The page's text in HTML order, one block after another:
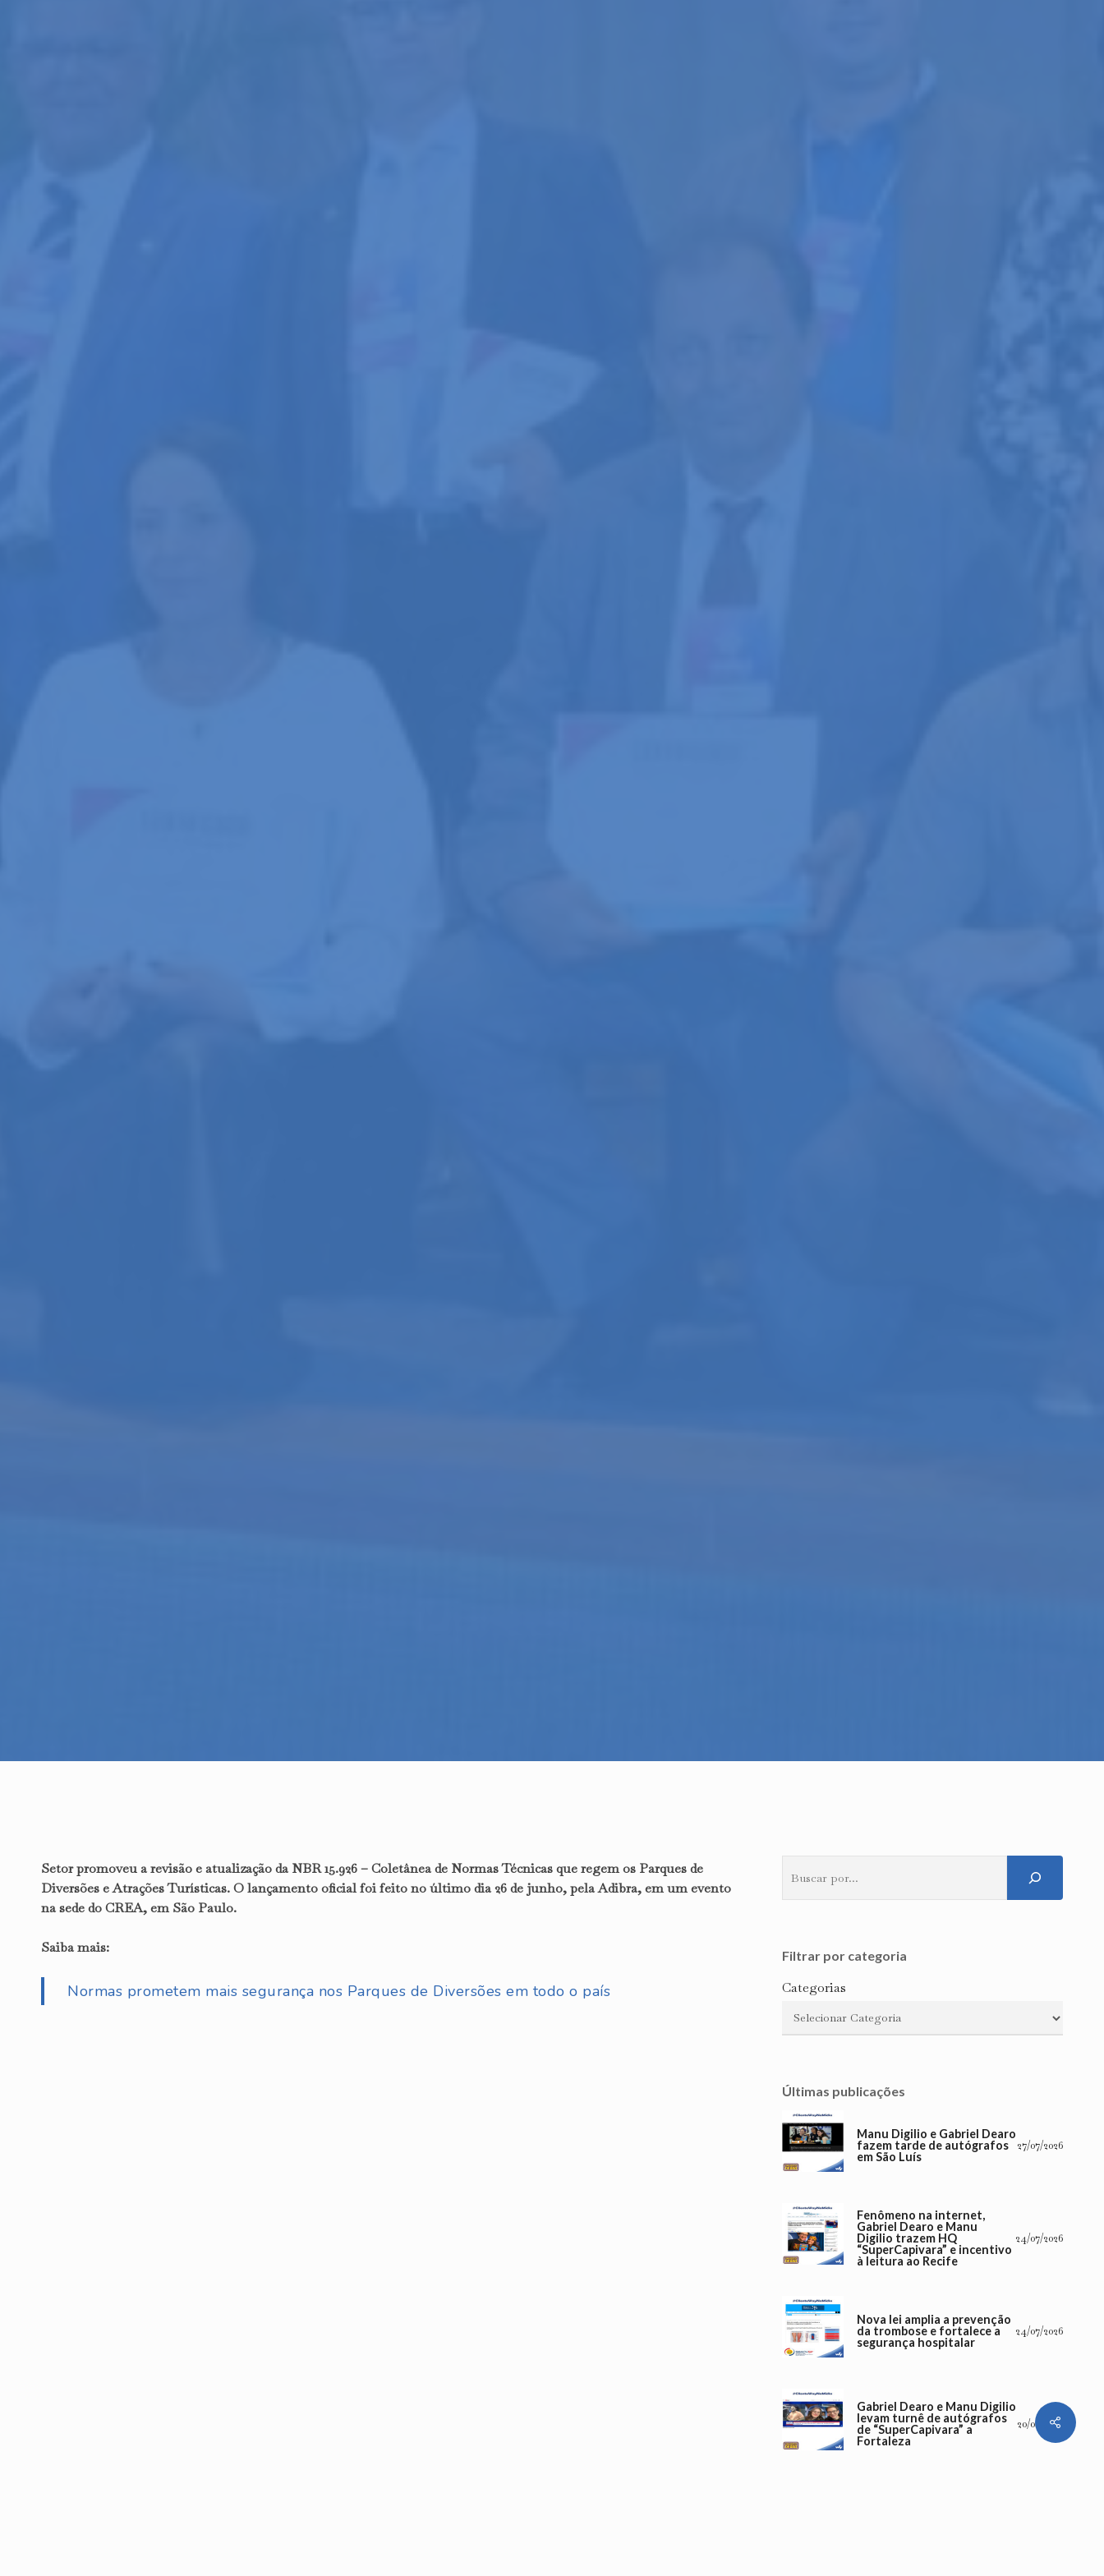
Setor promoveu a revisão e atualização da NBR 15.926 – Coletânea de Normas Técnicas que regem os Parques de
Diversões e Atrações Turísticas. O lançamento oficial foi feito no último dia 26 de junho, pela Adibra, em um evento
na sede do CREA, em São Paulo.
Saiba mais:
Normas prometem mais segurança nos Parques de Diversões em todo o país
Filtrar por categoria
Categorias
Últimas publicações
Manu Digilio e Gabriel Dearo
fazem tarde de autógrafos
em São Luís
27/07/2026
Fenômeno na internet,
Gabriel Dearo e Manu
Digilio trazem HQ
“SuperCapivara” e incentivo
à leitura ao Recife
24/07/2026
Nova lei amplia a prevenção
da trombose e fortalece a
segurança hospitalar
24/07/2026
Gabriel Dearo e Manu Digilio
levam turnê de autógrafos
de “SuperCapivara” a
Fortaleza
20/07/2026Share